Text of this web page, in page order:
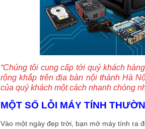
“Chúng tôi cung cấp tới quý khách
rộng khắp trên địa bàn nội thành Hà
của quý khách một cách nhanh chóng
MỘT SỐ LỖI MÁY TÍNH
Vào một ngày đẹp trời, bạn mở máy tính ra